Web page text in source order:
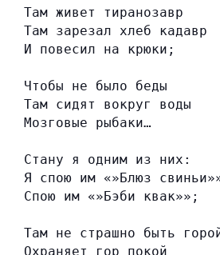
Там живет тиранозавр
Там зарезал хлеб кадавр
И повесил на крюки;
Чтобы не было беды
Там сидят вокруг воды
Мозговые рыбаки…
Стану я одним из них:
Я спою им «»Блюз
Спою им «»Бэби квак»»;
Там не страшно быть
Охраняет гор покой